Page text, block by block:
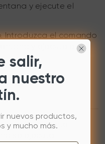
y ejecute el
Introduzca el comando
y ejecute el
se ejecuta
salir,
nuestro
nuevos productos,
y mucho más.